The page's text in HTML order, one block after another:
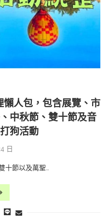
人包，包含展覽、市
中秋節、雙十節及音
狗活動
日
十節以及萬聖…